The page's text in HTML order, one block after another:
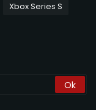
Xbox Series S